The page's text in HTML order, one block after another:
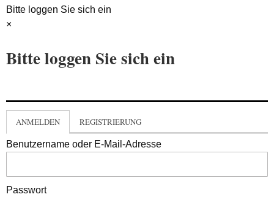
Bitte loggen Sie sich ein
×
Bitte loggen Sie sich ein
ANMELDEN REGISTRIERUNG
Benutzername oder E-Mail-Adresse
Passwort